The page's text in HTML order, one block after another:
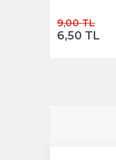
9,00 TL
6,50 TL